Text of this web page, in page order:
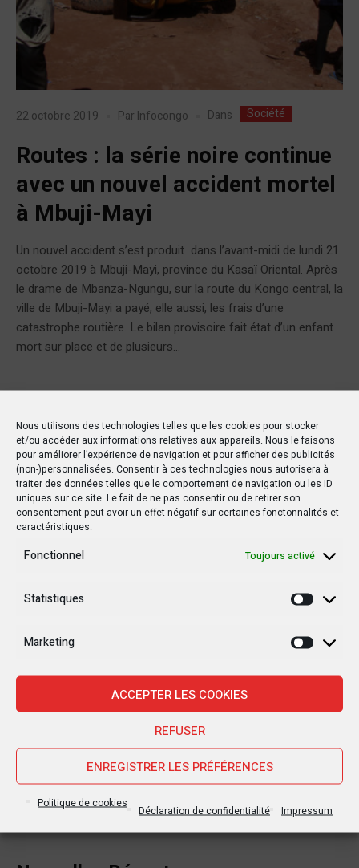
Nous utilisons des technologies telles que les cookies pour stocker
et/ou accéder aux informations relatives aux appareils. Nous le faisons
pour améliorer l’expérience de navigation et pour afficher des publicités
(non-)personnalisées. Consentir à ces technologies nous autorisera à
traiter des données telles que le comportement de navigation ou les ID
uniques sur ce site. Le fait de ne pas consentir ou de retirer son
consentement peut avoir un effet négatif sur certaines fonctonnalités et
caractéristiques.
Fonctionnel Toujours activé
Statistiques
Marketing
ACCEPTER LES COOKIES
REFUSER
ENREGISTRER LES PRÉFÉRENCES
Politique de cookies
Déclaration de confidentialité Impressum
22 octobre 2019 Par Infocongo Dans Société
Routes : la série noire continue
avec un nouvel accident mortel
à Mbuji-Mayi
Un nouvel accident s’est produit dans l’avant-midi de lundi 21
octobre 2019 à Mbuji-Mayi, province du Kasaï Oriental. Après
le drame de Mbanza-Ngungu, sur la route du Kongo central, la
ville de Mbuji-Mayi a payé, elle aussi, les frais d’une
catastrophe routière. Le bilan provisoire fait état d’un enfant
mort sur place et de plusieurs...